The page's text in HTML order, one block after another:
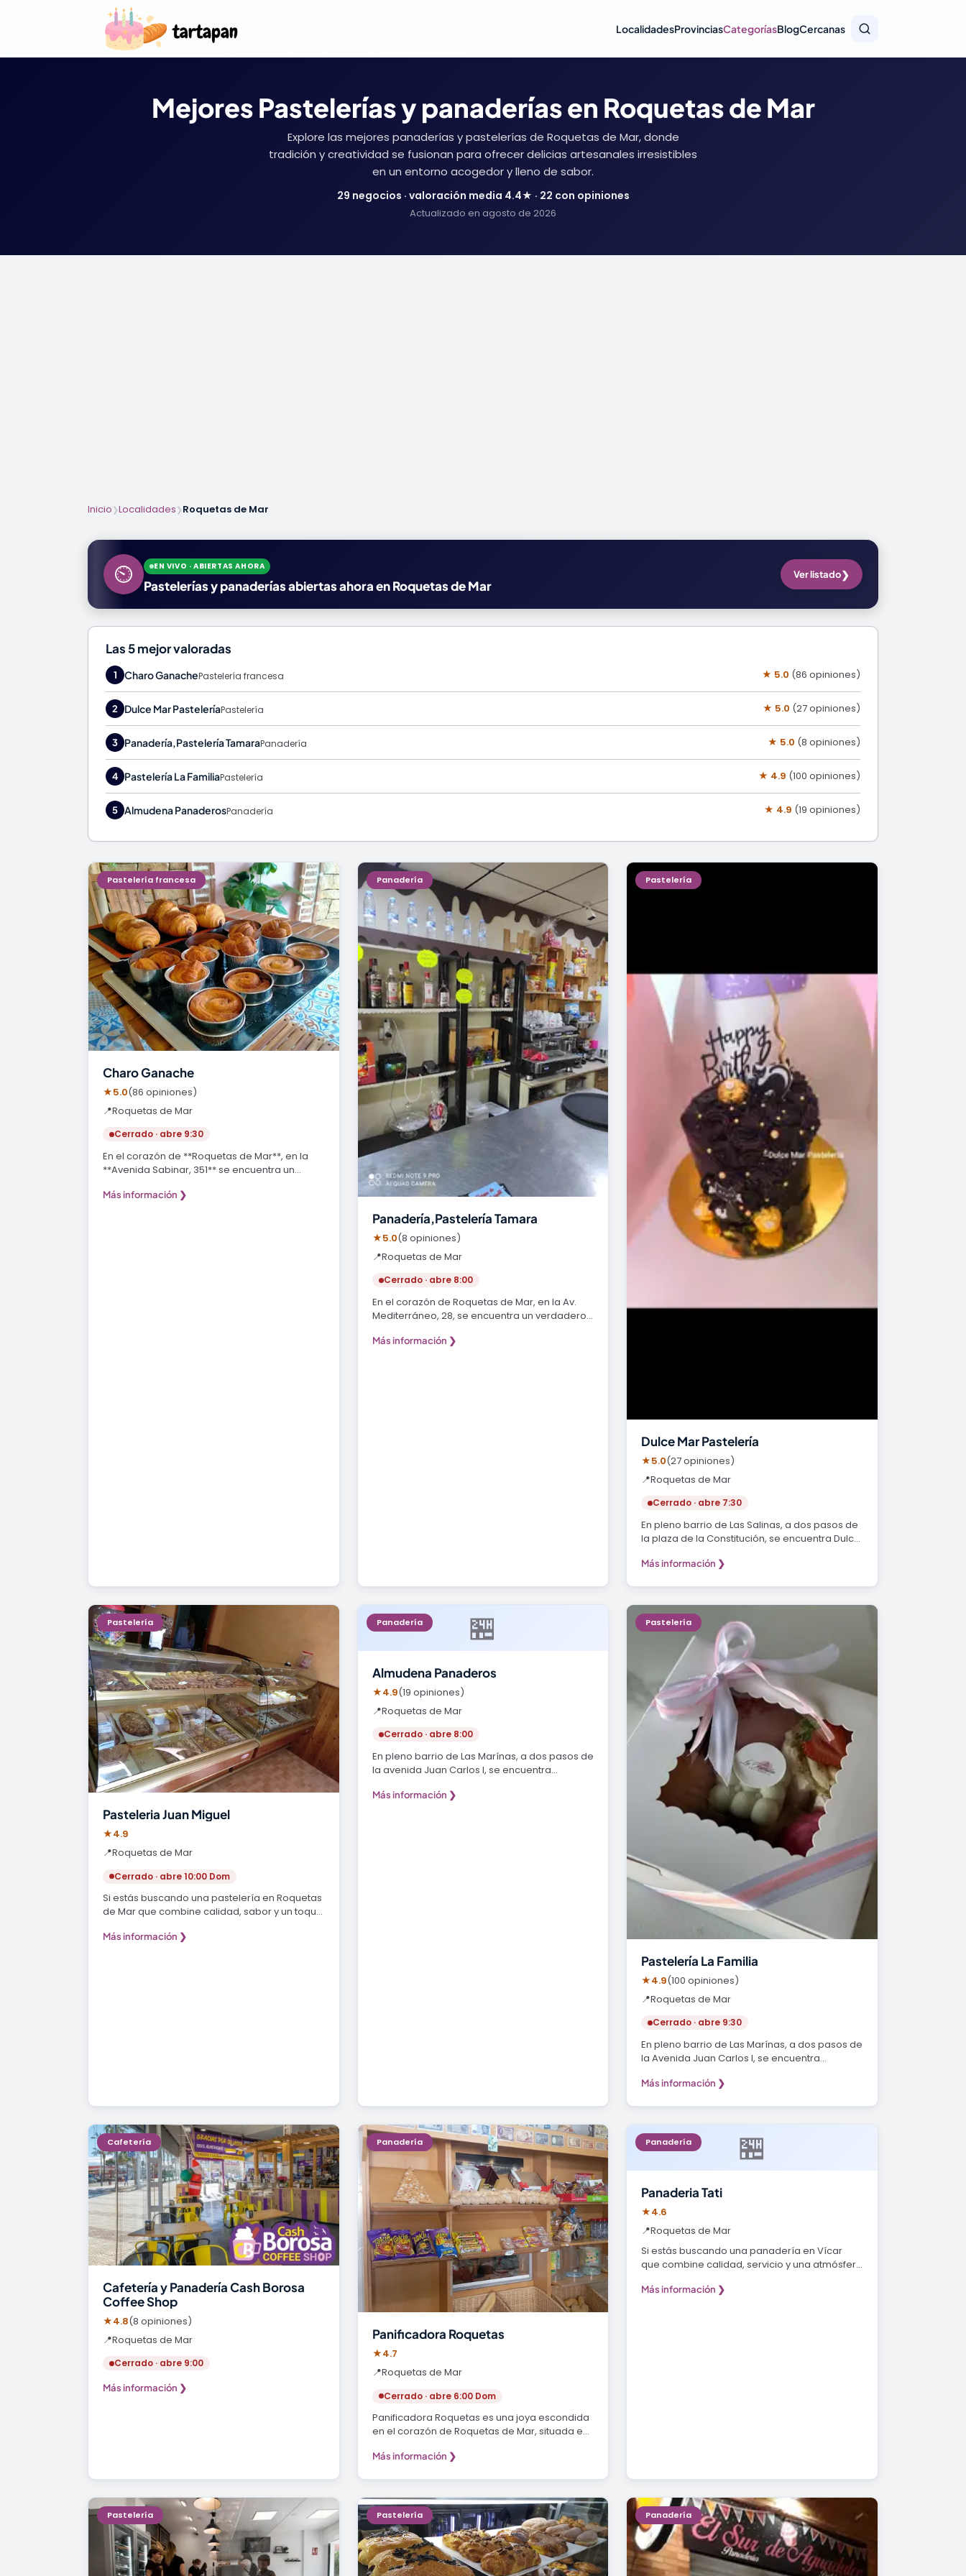
LocalidadesProvinciasCategoríasBlogCercanas
Mejores Pastelerías y panaderías en Roquetas de Mar
Explore las mejores panaderías y pastelerías de Roquetas de Mar, donde
tradición y creatividad se fusionan para ofrecer delicias artesanales irresistibles
en un entorno acogedor y lleno de sabor.
29 negocios · valoración media 4.4★ · 22 con opiniones
Actualizado en agosto de 2026
Inicio❯Localidades❯Roquetas de Mar
⏲ EN VIVO · ABIERTAS AHORA
Pastelerías y panaderías abiertas ahora en Roquetas de Mar
Ver listado❯
Las 5 mejor valoradas
1 Charo GanachePastelería francesa ★ 5.0 (86 opiniones)
2 Dulce Mar PasteleríaPastelería ★ 5.0 (27 opiniones)
3 Panadería,Pastelería TamaraPanadería ★ 5.0 (8 opiniones)
4 Pastelería La FamiliaPastelería ★ 4.9 (100 opiniones)
5 Almudena PanaderosPanadería ★ 4.9 (19 opiniones)
Pastelería francesa
Charo Ganache
★5.0(86 opiniones)
📍Roquetas de Mar
Cerrado · abre 9:30
En el corazón de **Roquetas de Mar**, en la
**Avenida Sabinar, 351** se encuentra un
Más información ❯
Panadería
Panadería,Pastelería Tamara
★5.0(8 opiniones)
📍Roquetas de Mar
Cerrado · abre 8:00
En el corazón de Roquetas de Mar, en la Av.
Mediterráneo, 28, se encuentra un verdadero
Más información ❯
Pastelería
Dulce Mar Pastelería
★5.0(27 opiniones)
📍Roquetas de Mar
Cerrado · abre 7:30
En pleno barrio de Las Salinas, a dos pasos de
la plaza de la Constitución, se encuentra Dulce
Más información ❯
Pastelería
Pasteleria Juan Miguel
★4.9
📍Roquetas de Mar
Cerrado · abre 10:00 Dom
Si estás buscando una pastelería en Roquetas
de Mar que combine calidad, sabor y un toque
Más información ❯
🏪
Panadería
Almudena Panaderos
★4.9(19 opiniones)
📍Roquetas de Mar
Cerrado · abre 8:00
En pleno barrio de Las Marínas, a dos pasos de
la avenida Juan Carlos I, se encuentra
Más información ❯
Pastelería
Pastelería La Familia
★4.9(100 opiniones)
📍Roquetas de Mar
Cerrado · abre 9:30
En pleno barrio de Las Marínas, a dos pasos de
la Avenida Juan Carlos I, se encuentra
Más información ❯
Cafetería
Cafetería y Panadería Cash Borosa
Coffee Shop
★4.8(8 opiniones)
📍Roquetas de Mar
Cerrado · abre 9:00
Más información ❯
Panadería
Panificadora Roquetas
★4.7
📍Roquetas de Mar
Cerrado · abre 6:00 Dom
Panificadora Roquetas es una joya escondida
en el corazón de Roquetas de Mar, situada en
Más información ❯
🏪
Panadería
Panaderia Tati
★4.6
📍Roquetas de Mar
Si estás buscando una panadería en Vícar
que combine calidad, servicio y una atmósfera
Más información ❯
Pastelería Pastelería Panadería